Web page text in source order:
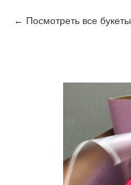
Посмотреть все букеты